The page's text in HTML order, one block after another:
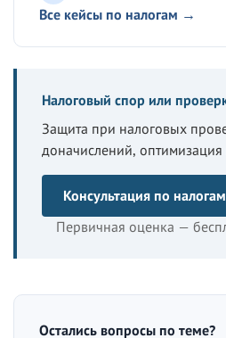
Все кейсы по налогам →
Налоговый спор или
Защита при налоговых
доначислений,
Консультация по налогам
Первичная оценка —
Остались вопросы по теме?